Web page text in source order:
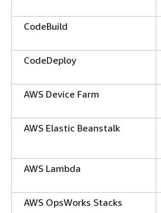
CodeBuild
CodeDeploy
AWS Device Farm
AWS Elastic Beanstalk
AWS Lambda
AWS OpsWorks Stacks